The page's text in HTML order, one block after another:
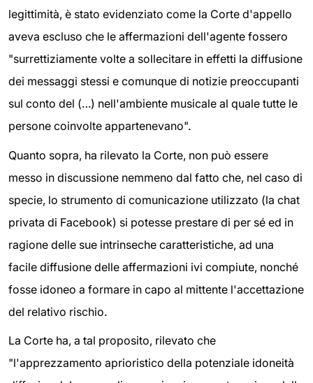
legittimità, è stato evidenziato come la Corte d'appello
aveva escluso che le affermazioni dell'agente fossero
"surrettiziamente volte a sollecitare in effetti la diffusione
dei messaggi stessi e comunque di notizie preoccupanti
sul conto del (…) nell'ambiente musicale al quale tutte le
persone coinvolte appartenevano".
Quanto sopra, ha rilevato la Corte, non può essere
messo in discussione nemmeno dal fatto che, nel caso di
specie, lo strumento di comunicazione utilizzato (la chat
privata di Facebook) si potesse prestare di per sé ed in
ragione delle sue intrinseche caratteristiche, ad una
facile diffusione delle affermazioni ivi compiute, nonché
fosse idoneo a formare in capo al mittente l'accettazione
del relativo rischio.
La Corte ha, a tal proposito, rilevato che
"l'apprezzamento aprioristico della potenziale idoneità